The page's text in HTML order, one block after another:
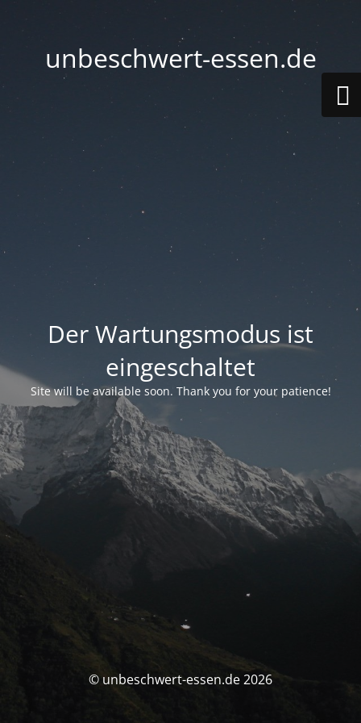
unbeschwert-essen.de
Der Wartungsmodus ist
eingeschaltet
Site will be available soon. Thank you for your patience!
© unbeschwert-essen.de 2026